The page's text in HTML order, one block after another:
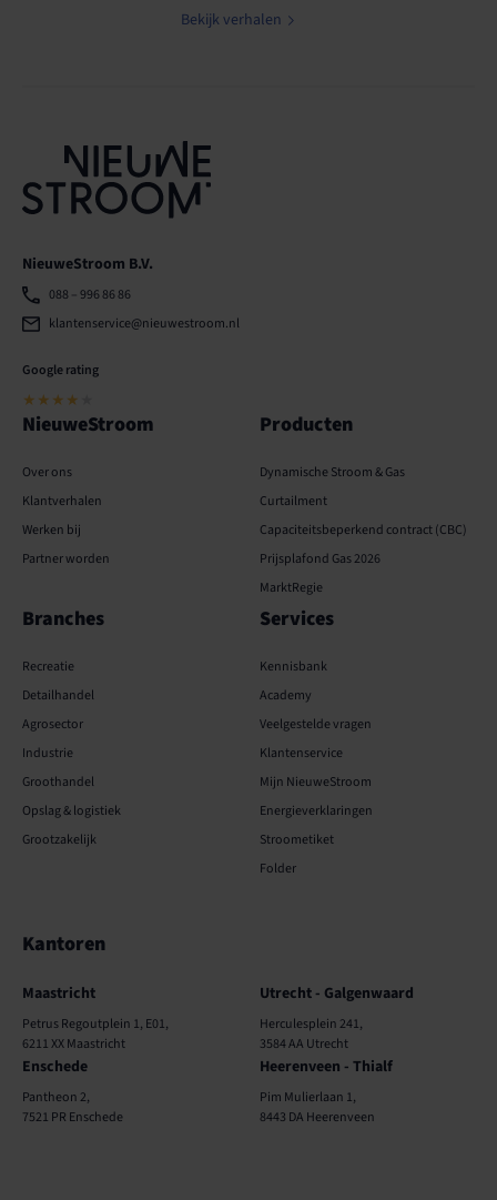
Bekijk verhalen
NieuweStroom B.V.
088 – 996 86 86
klantenservice@nieuwestroom.nl
Google rating
★★★★
NieuweStroom
Over ons
Klantverhalen
Werken bij
Partner worden
Producten
Dynamische Stroom & Gas
Curtailment
Capaciteits­­beperkend contract (CBC)
Prijsplafond Gas 2026
MarktRegie
Branches
Recreatie
Detailhandel
Agrosector
Industrie
Groothandel
Opslag & logistiek
Grootzakelijk
Services
Kennisbank
Academy
Veelgestelde vragen
Klantenservice
Mijn NieuweStroom
Energieverklaringen
Stroometiket
Folder
Kantoren
Maastricht
Petrus Regoutplein 1, E01,
6211 XX Maastricht
Utrecht - Galgenwaard
Herculesplein 241,
3584 AA Utrecht
Enschede
Pantheon 2,
7521 PR Enschede
Heerenveen - Thialf
Pim Mulierlaan 1,
8443 DA Heerenveen